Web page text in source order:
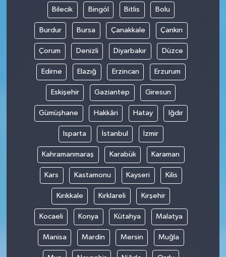
Bilecik Bingöl Bitlis Bolu
Burdur Bursa Çanakkale Çankırı
Çorum Denizli Diyarbakır Düzce
Edirne Elazığ Erzincan Erzurum
Eskişehir Gaziantep Giresun
Gümüşhane Hakkâri Hatay Iğdır
Isparta İstanbul İzmir
Kahramanmaraş Karabük Karaman
Kars Kastamonu Kayseri Kilis
Kırıkkale Kırklareli Kırşehir
Kocaeli Konya Kütahya Malatya
Manisa Mardin Mersin Muğla